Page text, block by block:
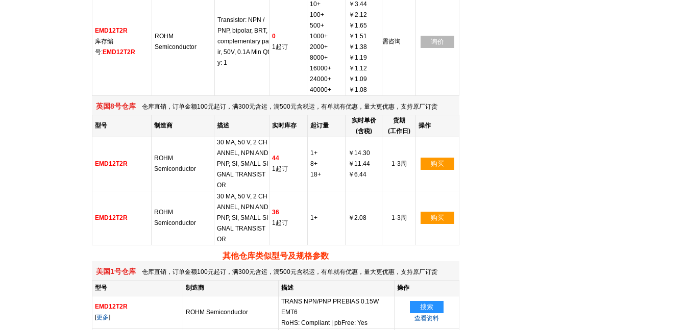
EMD12T2R
库存编
号:EMD12T2R
ROHM
Semiconductor
Transistor: NPN /
PNP, bipolar, BRT,
complementary pa
ir, 50V, 0.1A Min Qt
y: 1
0
1起订
10+
100+
500+
1000+
2000+
8000+
16000+
24000+
40000+
￥3.44
￥2.12
￥1.65
￥1.51
￥1.38
￥1.19
￥1.12
￥1.09
￥1.08
需咨询 询价
英国8号仓库 仓库直销，订单金额100元起订，满300元含运，满500元含税运，有单就有优惠，量大更优惠，支持原厂订货
型号 制造商 描述 实时库存 起订量
实时单价
(含税)
货期
(工作日)
操作
EMD12T2R
ROHM
Semiconductor
30 MA, 50 V, 2 CH
ANNEL, NPN AND
PNP, SI, SMALL SI
GNAL TRANSIST
OR
44
1起订
1+
8+
18+
￥14.30
￥11.44
￥6.44
1-3周 购买
EMD12T2R
ROHM
Semiconductor
30 MA, 50 V, 2 CH
ANNEL, NPN AND
PNP, SI, SMALL SI
GNAL TRANSIST
OR
36
1起订
1+ ￥2.08 1-3周 购买
其他仓库类似型号及规格参数
美国1号仓库 仓库直销，订单金额100元起订，满300元含运，满500元含税运，有单就有优惠，量大更优惠，支持原厂订货
型号 制造商 描述 操作
EMD12T2R
[更多]
ROHM Semiconductor
TRANS NPN/PNP PREBIAS 0.15W
EMT6
RoHS: Compliant pbFree: Yes
搜索
查看资料